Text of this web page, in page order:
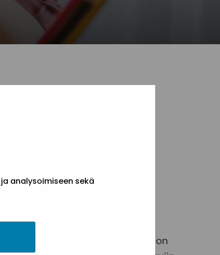
analysoimiseen sekä
tukitunnille, jonka teemana on